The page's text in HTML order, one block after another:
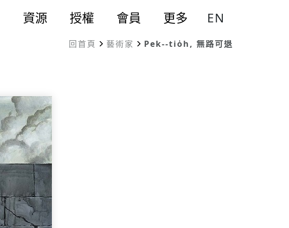
資源 授權 會員 更多 EN
回首頁 藝術家 Pek--tio̍h, 無路可退